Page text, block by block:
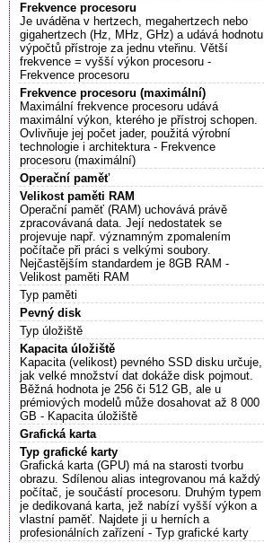
Frekvence procesoru
Je uváděna v hertzech, megahertzech nebo
gigahertzech (Hz, MHz, GHz) a udává hodnotu
výpočtů přístroje za jednu vteřinu. Větší
frekvence = vyšší výkon procesoru -
Frekvence procesoru
Frekvence procesoru (maximální)
Maximální frekvence procesoru udává
maximální výkon, kterého je přístroj schopen.
Ovlivňuje jej počet jader, použitá výrobní
technologie i architektura - Frekvence
procesoru (maximální)
Operační paměť
Velikost paměti RAM
Operační paměť (RAM) uchovává právě
zpracovávaná data. Její nedostatek se
projevuje např. významným zpomalením
počítače při práci s velkými soubory.
Nejčastějším standardem je 8GB RAM -
Velikost paměti RAM
Typ paměti
Pevný disk
Typ úložiště
Kapacita úložiště
Kapacita (velikost) pevného SSD disku určuje,
jak velké množství dat dokáže disk pojmout.
Běžná hodnota je 256 či 512 GB, ale u
prémiových modelů může dosahovat až 8 000
GB - Kapacita úložiště
Grafická karta
Typ grafické karty
Grafická karta (GPU) má na starosti tvorbu
obrazu. Sdílenou alias integrovanou má každý
počítač, je součástí procesoru. Druhým typem
je dedikovaná karta, jež nabízí vyšší výkon a
vlastní paměť. Najdete ji u herních a
profesionálních zařízení - Typ grafické karty